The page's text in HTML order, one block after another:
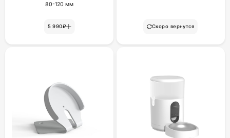
80-120 мм
5 990₽ Скоро вернутся